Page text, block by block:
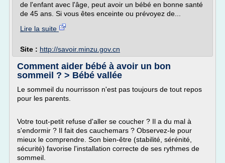
de l'enfant avec l'âge, peut avoir un bébé en bonne santé
de 45 ans. Si vous êtes enceinte ou prévoyez de...
Lire la suite
Site : http://savoir.minzu.gov.cn
Comment aider bébé à avoir un bon
sommeil ? > Bébé vallée
Le sommeil du nourrisson n'est pas toujours de tout repos
pour les parents.
Votre tout-petit refuse d'aller se coucher ? Il a du mal à
s'endormir ? Il fait des cauchemars ? Observez-le pour
mieux le comprendre. Son bien-être (stabilité, sérénité,
sécurité) favorise l'installation correcte de ses rythmes de
sommeil.